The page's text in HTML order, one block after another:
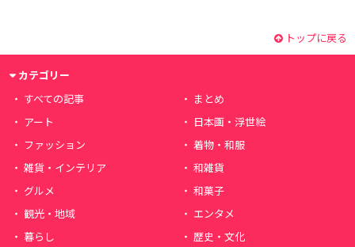
トップに戻る
カテゴリー
すべての記事
まとめ
アート
日本画・浮世絵
ファッション
着物・和服
雑貨・インテリア
和雑貨
グルメ
和菓子
観光・地域
エンタメ
暮らし
歴史・文化